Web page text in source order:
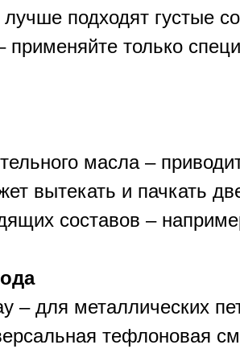
подходят густые
только
масла –
вытекать и пачкать
составов –
– для металлических
тефлоновая